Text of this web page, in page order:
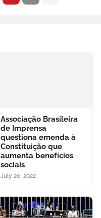
Associação Brasileira
de Imprensa
questiona emenda à
Constituição que
aumenta benefícios
sociais
July 20, 2022